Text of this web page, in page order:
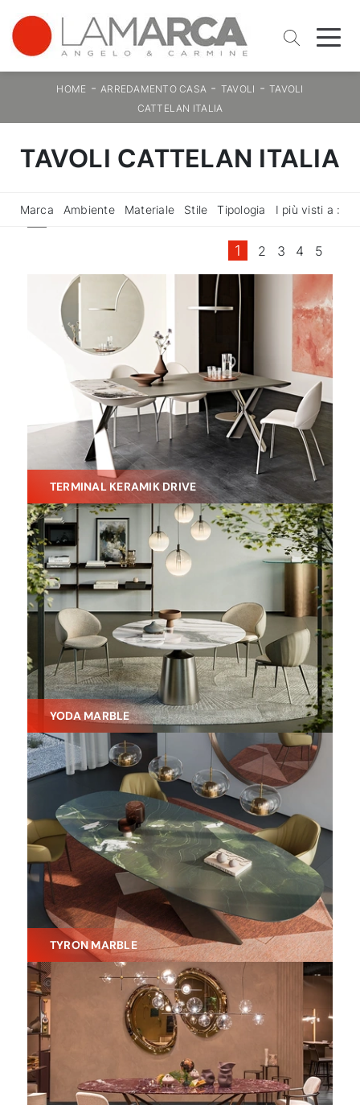
HOME -ARREDAMENTO CASA - TAVOLI -TAVOLI
CATTELAN ITALIA
TAVOLI CATTELAN ITALIA
Marca Ambiente Materiale Stile Tipologia I più visti a :
1 2 3 4 5
TERMINAL KERAMIK DRIVE
YODA MARBLE
TYRON MARBLE